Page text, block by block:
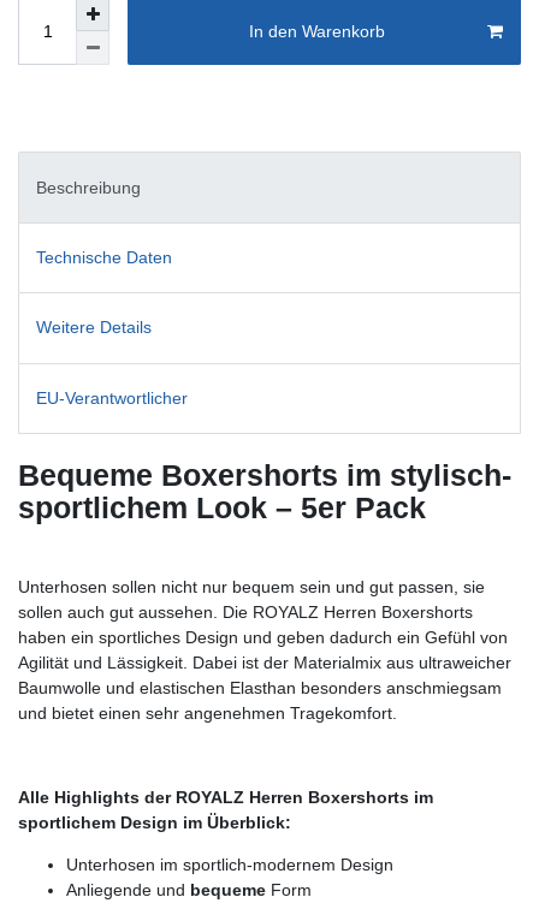
In den Warenkorb
Beschreibung
Technische Daten
Weitere Details
EU-Verantwortlicher
Bequeme Boxershorts im stylisch-
sportlichem Look – 5er Pack
Unterhosen sollen nicht nur bequem sein und gut passen, sie
sollen auch gut aussehen. Die ROYALZ Herren Boxershorts
haben ein sportliches Design und geben dadurch ein Gefühl von
Agilität und Lässigkeit. Dabei ist der Materialmix aus ultraweicher
Baumwolle und elastischen Elasthan besonders anschmiegsam
und bietet einen sehr angenehmen Tragekomfort.
Alle Highlights der ROYALZ Herren Boxershorts im
sportlichem Design im Überblick:
Unterhosen im sportlich-modernem Design
Anliegende und bequeme Form